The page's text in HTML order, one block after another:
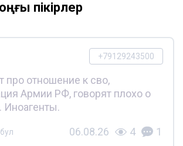
пікірлер
+79129243500
про отношение к сво,
Армии РФ, говорят плохо о
Иноагенты.
06.08.26 4 1